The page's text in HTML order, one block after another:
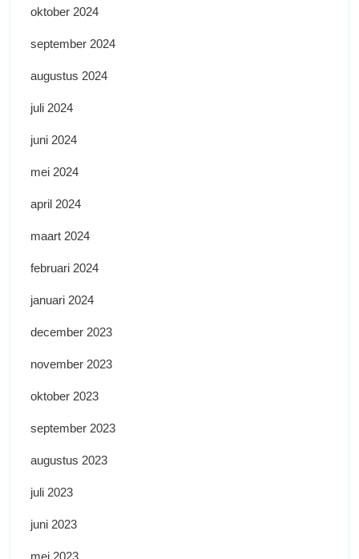
oktober 2024
september 2024
augustus 2024
juli 2024
juni 2024
mei 2024
april 2024
maart 2024
februari 2024
januari 2024
december 2023
november 2023
oktober 2023
september 2023
augustus 2023
juli 2023
juni 2023